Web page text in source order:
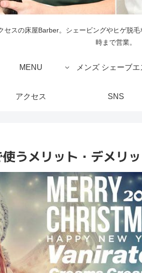
スの床屋Barber。シェービングやヒゲ脱
時まで営業。
MENU メンズ シェーブエ
アクセス SNS
うメリット・デメリッ